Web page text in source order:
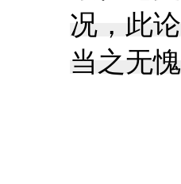
况，此
当之无